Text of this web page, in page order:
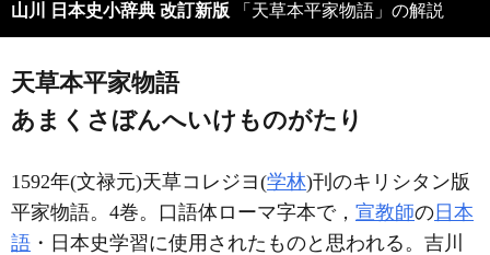
山川 日本史小辞典 改訂新版 「天草本平家物語」の解説
天草本平家物語
あまくさぼんへいけものがたり
1592年(文禄元)天草コレジヨ(学林)刊のキリシタン版
平家物語。4巻。口語体ローマ字本で， 宣教師の 日本
語 ・日本史学習に使用されたものと思われる。吉川